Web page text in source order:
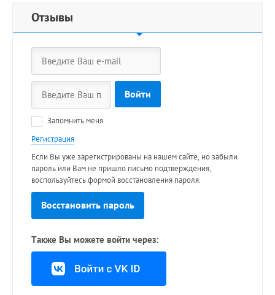
Отзывы
Войти
Запомнить меня
Регистрация
Если Вы уже зарегистрированы на нашем сайте, но забыли
пароль или Вам не пришло письмо подтверждения,
воспользуйтесь формой восстановления пароля.
Восстановить пароль
Также Вы можете войти через: